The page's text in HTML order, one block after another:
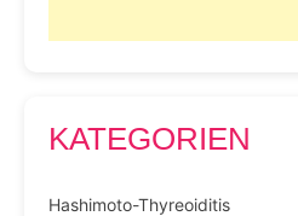
KATEGORIEN
Hashimoto-Thyreoiditis